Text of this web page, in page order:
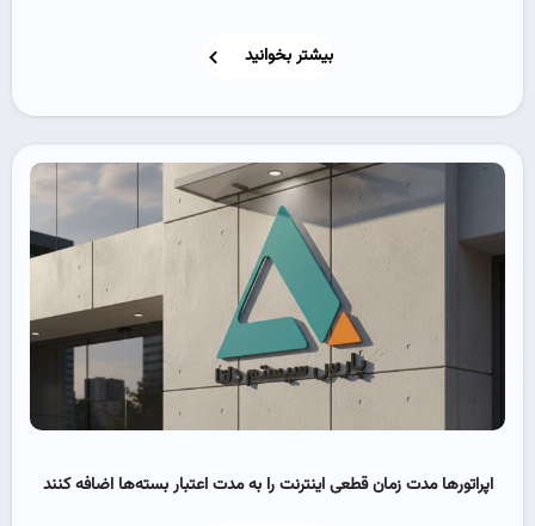
بیشتر بخوانید
اپراتورها مدت زمان قطعی اینترنت را به مدت اعتبار بسته‌ها اضافه کنند